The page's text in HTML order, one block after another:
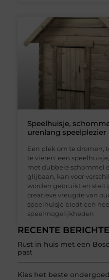
RECENTE
Rust in huis met een
past
Kies het beste
Speelhuisje,
urenlang speelplezier
Een plek om te dromen,
te vieren: een
met dubbele schommel
glijbaan, kan voor
worden gebruikt en stelt
creatieve vreugde van
speelhuisje biedt een
speelmogelijkheden